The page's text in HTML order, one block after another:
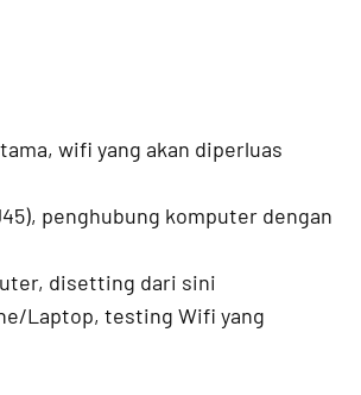
wifi yang akan diperluas
penghubung komputer dengan
disetting dari sini
Laptop, testing Wifi yang